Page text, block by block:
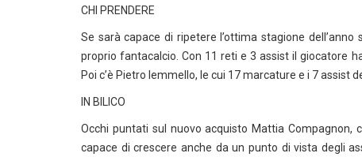
CHI PRENDERE
Se sarà capace di ripetere l’ottima stagione
proprio fantacalcio. Con 11 reti e 3 assist il giocatore
Poi c’è Pietro Iemmello, le cui 17 marcature e i 7 assist
IN BILICO
Occhi puntati sul nuovo acquisto Mattia Compagnon,
capace di crescere anche da un punto di vista degli